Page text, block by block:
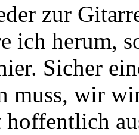
zur
ich herum,
Sicher
muss, wir